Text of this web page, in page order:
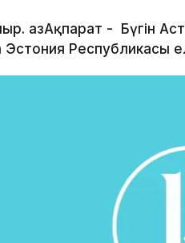
ҚазАқпарат - Бүгін
Республикасы